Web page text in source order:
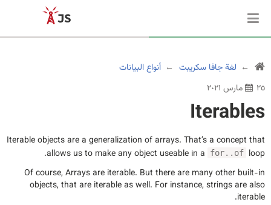
لغة جافا سكريبت
أنواع البيانات
٢٥ مارس ٢٠٢١
Iterables
Iterableobjects are a generalization of arrays. That’s a concept that
allows us to make any object useable in a
for..of loop.
Of course, Arrays are iterable. But there are many other built-in
objects, that are iterable as well. For instance, strings are also
iterable.